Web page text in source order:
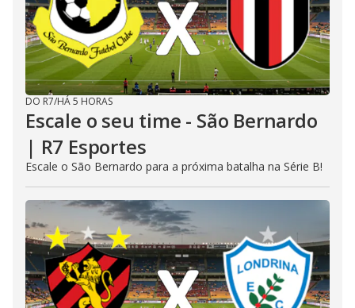
DO R7/HÁ 5 HORAS
Escale o seu time - São Bernardo
| R7 Esportes
Escale o São Bernardo para a próxima batalha na Série B!